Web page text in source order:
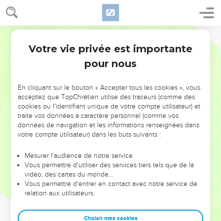
NE MANQUEZ PAS L’ÉVÉNEMENT
DE L’ANNÉE !
ET SI LEURS ERREURS POUVAIENT VOUS ÉVITER LES
VOTRES ?
leur foi ou leur vision. Mais on voit moins les doutes, les erreurs
et les saisons difficiles qu'ils ont traversés, alors même que ce
sont elles qui les ont façonnés.
Dans cette conférence, leaders, entrepreneurs, et responsables
clés pour avancer avec plus de sagesse afin que leurs erreurs
Votre vie privée est importante
pour nous
En cliquant sur le bouton « Accepter tous les cookies », vous
acceptez que TopChrétien utilise des traceurs (comme des
cookies ou l'identifiant unique de votre compte utilisateur) et
traite vos données à caractère personnel (comme vos
données de navigation et les informations renseignées dans
votre compte utilisateur) dans les buts suivants :
Mesurer l'audience de notre service
Vous permettre d'utiliser des services tiers tels que de la
vidéo, des cartes du monde…
Vous permettre d'entrer en contact avec notre service de
relation aux utilisateurs.
Choisir mes cookies